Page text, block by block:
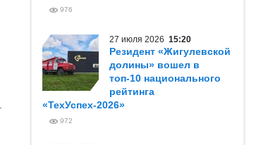
976
27 июля 2026 15:20
Резидент «Жигулевской
долины» вошел в
топ-10 национального
рейтинга
«ТехУспех-2026»
972